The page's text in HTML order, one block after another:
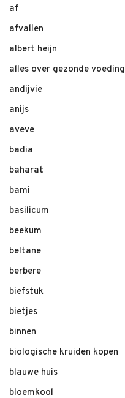
af
afvallen
albert heijn
alles over gezonde voeding
andijvie
anijs
aveve
badia
baharat
bami
basilicum
beekum
beltane
berbere
biefstuk
bietjes
binnen
biologische kruiden kopen
blauwe huis
bloemkool